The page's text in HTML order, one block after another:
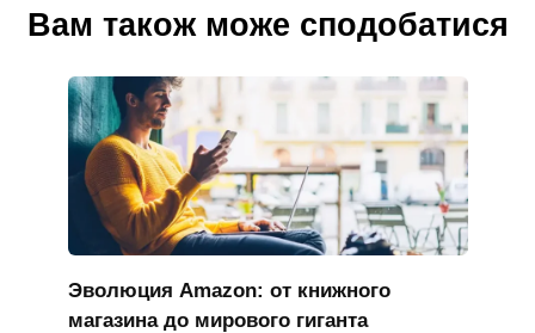
Вам також може сподобатися
Эволюция Amazon: от книжного
магазина до мирового гиганта